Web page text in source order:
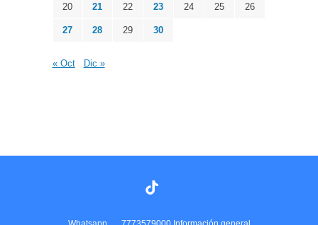
20 21 22 23 24 25 26
27 28 29 30
« Oct Dic »